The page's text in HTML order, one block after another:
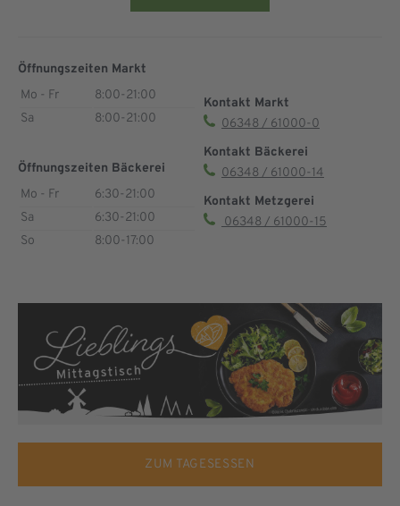
Öffnungszeiten Markt
Mo - Fr
8:00-21:00
Sa
8:00-21:00
Öffnungszeiten Bäckerei
Mo - Fr
6:30-21:00
Sa
6:30-21:00
So
8:00-17:00
Kontakt Markt
06348 / 61000-0
Kontakt Bäckerei
06348 / 61000-14
Kontakt Metzgerei
06348 / 61000-15
ZUM TAGESESSEN